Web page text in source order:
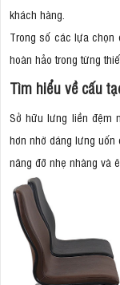
khách hàng.
Trong số các lựa chọn
hoàn hảo trong từng
Tìm hiểu về cấu
Sở hữu lưng liền đệm
hơn nhờ dáng lưng
nâng đỡ nhẹ nhàng và